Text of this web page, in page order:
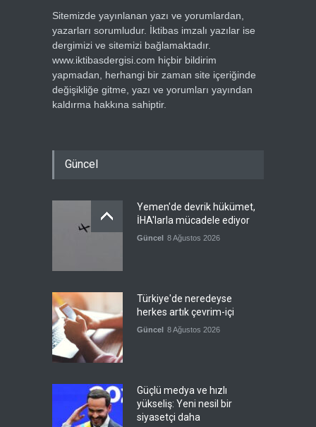
Sitemizde yayınlanan yazı ve yorumlardan,
yazarları sorumludur. İktibas imzalı yazılar ise
dergimizi ve sitemizi bağlamaktadır.
www.iktibasdergisi.com hiçbir bildirim
yapmadan, herhangi bir zaman site içeriğinde
değişikliğe gitme, yazı ve yorumları yayından
kaldırma hakkına sahiptir.
Güncel
Yemen'de devrik hükümet,
İHA'larla mücadele ediyor
Güncel 8 Ağustos 2026
Türkiye'de neredeyse
herkes artık çevrim-içi
Güncel 8 Ağustos 2026
Güçlü medya ve hızlı
yükseliş: Yeni nesil bir
siyasetçi daha